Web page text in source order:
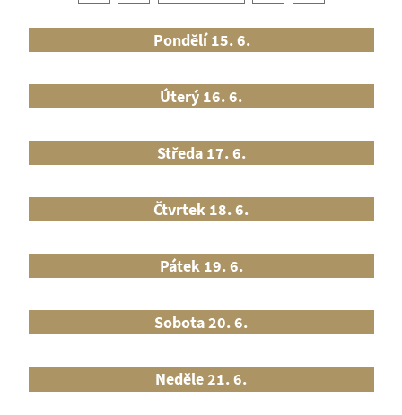
Pondělí 15. 6.
Úterý 16. 6.
Středa 17. 6.
Čtvrtek 18. 6.
Pátek 19. 6.
Sobota 20. 6.
Neděle 21. 6.